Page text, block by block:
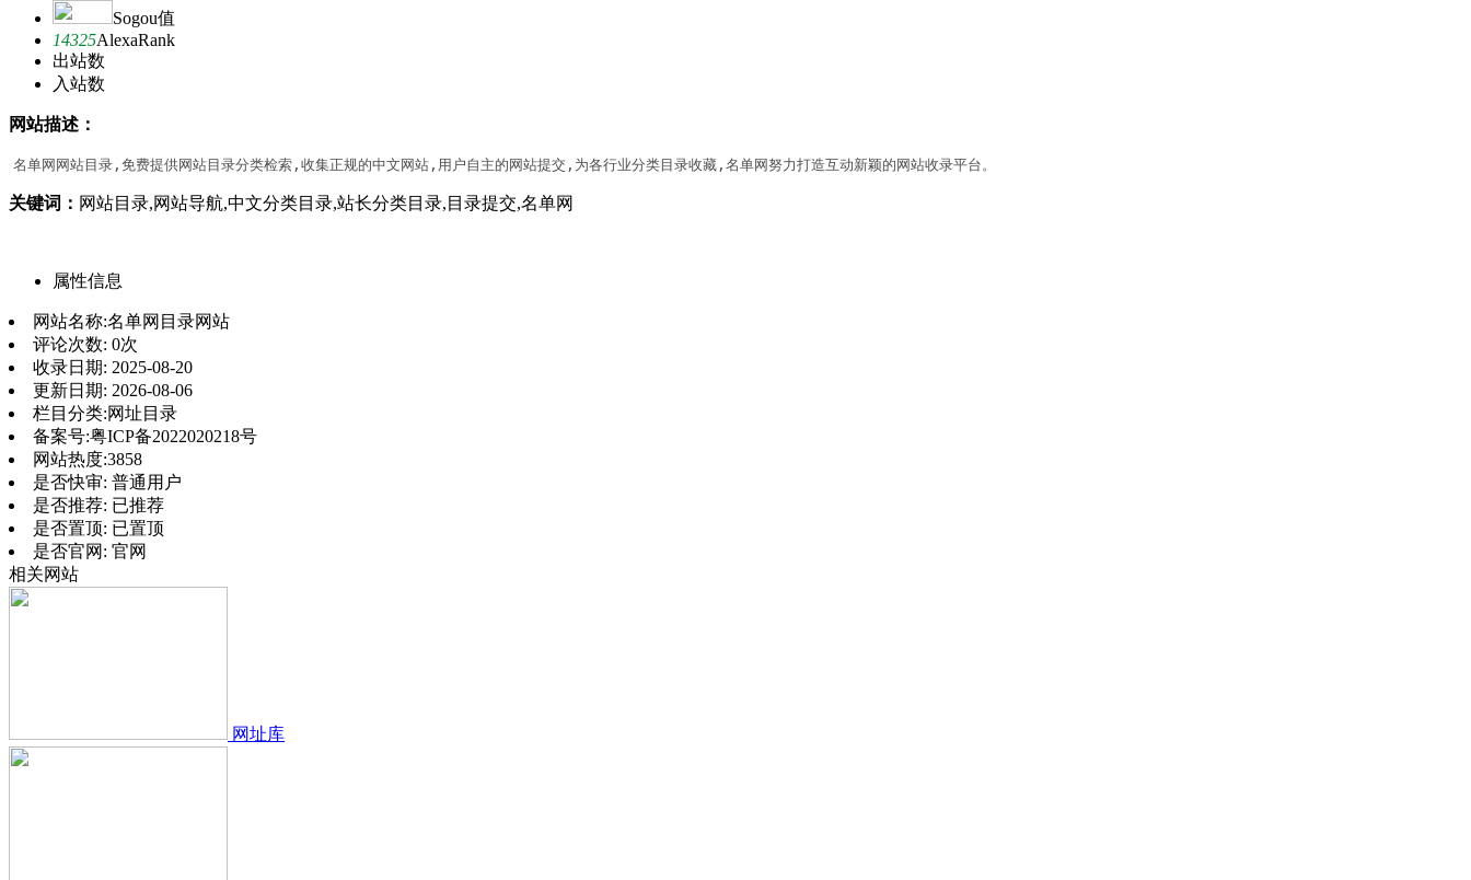
Sogou值
14325AlexaRank
出站数
入站数
网站描述：
名单网网站目录,免费提供网站目录分类检索,收集正规的中文网站,用户自主的网站提交,为各行业分类目录收藏,名单网努力打造互动新颖的网站收录平台。
关键词： 网站目录,网站导航,中文分类目录,站长分类目录,目录提交,名单网
属性信息
网站名称:名单网目录网站
评论次数: 0次
收录日期: 2025-08-20
更新日期: 2026-08-06
栏目分类:网址目录
备案号:粤ICP备2022020218号
网站热度:3858
是否快审: 普通用户
是否推荐: 已推荐
是否置顶: 已置顶
是否官网: 官网
相关网站
网址库